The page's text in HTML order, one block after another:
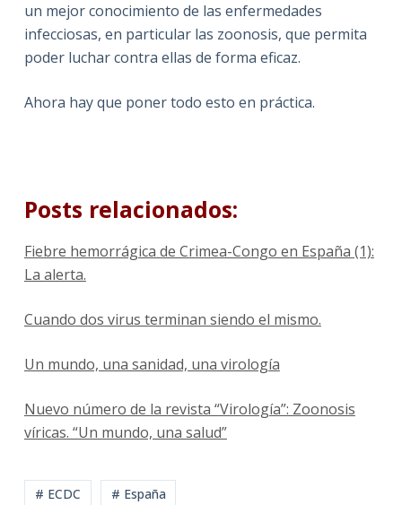
un mejor conocimiento de las enfermedades
infecciosas, en particular las zoonosis, que permita
poder luchar contra ellas de forma eficaz.
Ahora hay que poner todo esto en práctica.
Posts relacionados:
Fiebre hemorrágica de Crimea-Congo en España (1):
La alerta.
Cuando dos virus terminan siendo el mismo.
Un mundo, una sanidad, una virología
Nuevo número de la revista “Virología”: Zoonosis
víricas. “Un mundo, una salud”
# ECDC # España